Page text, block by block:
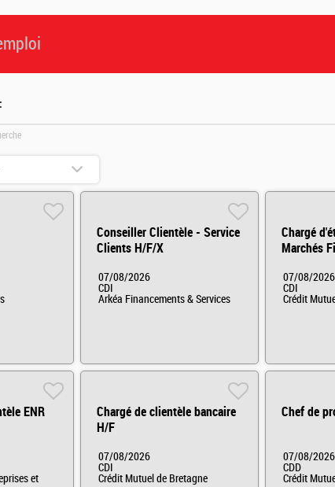
Conseiller Clientèle - Service
Clients H/F/X
07/08/2026
CDI
Arkéa Financements & Services
Chargé
Marchés
07/08/2026
CDI
Crédit
ENR
et
Chargé de clientèle bancaire
H/F
07/08/2026
CDI
Crédit Mutuel de Bretagne
Chef de
07/08/2026
CDD
Crédit